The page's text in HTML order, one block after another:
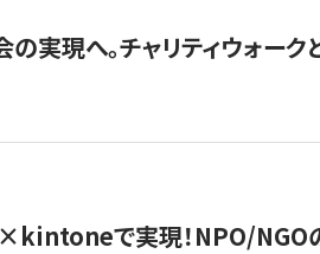
の実現へ。チャリティウォー
×kintoneで実現！NPO/NGO